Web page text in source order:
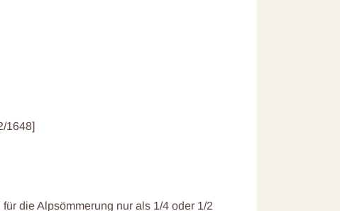
1648]
die Alpsömmerung nur als 1/4 oder 1/2